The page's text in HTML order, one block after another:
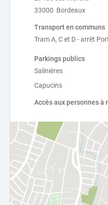
33000 Bordeaux
Transport en communs
Tram A, C et D - arrêt
Parkings publics
Salinières
Capucins
Accès aux personnes